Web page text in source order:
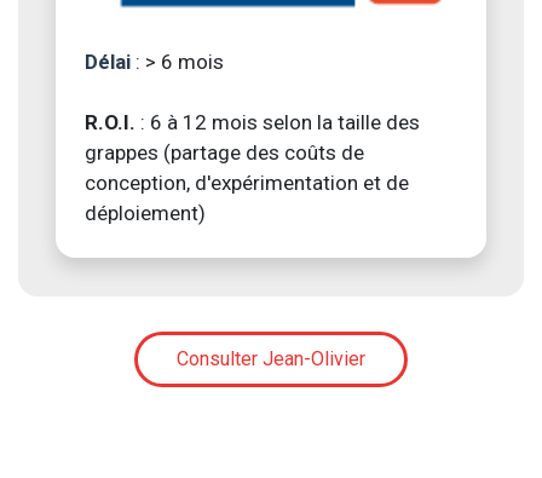
Délai : > 6 mois
R.O.I. : 6 à 12 mois selon la taille des
grappes (partage des coûts de
conception, d'expérimentation et de
déploiement)
Consulter Jean-Olivier